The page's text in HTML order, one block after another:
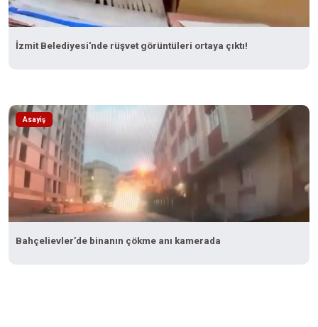
İzmit Belediyesi'nde rüşvet görüntüleri ortaya çıktı!
Asayiş
Bahçelievler’de binanın çökme anı kamerada